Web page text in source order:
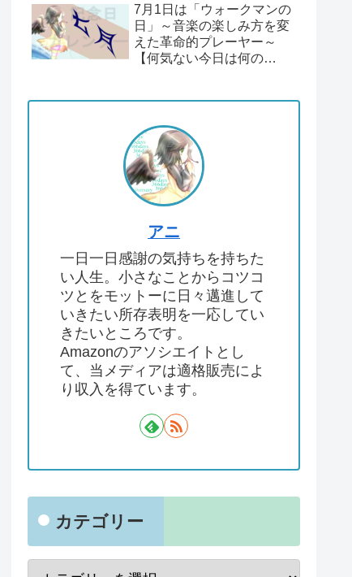
回】
7月1日は「ウォークマンの
日」～音楽の楽しみ方を変
えた革命的プレーヤー～
【何気ない今日は何の
アニ
一日一日感謝の気持ちを持ちた
い人生。小さなことからコツコ
ツとをモットーに日々邁進して
いきたい所存表明を一応してい
きたいところです。
Amazonのアソシエイトとし
て、当メディアは適格販売によ
り収入を得ています。
カテゴリー